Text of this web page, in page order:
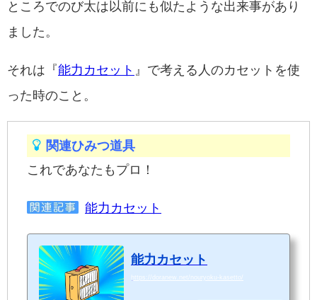
ところでのび太は以前にも似たような出来事があり
ました。
それは『 能力カセット 』で考える人のカセットを使
った時のこと。
関連ひみつ道具
これであなたもプロ！
能力カセット
能力カセット
https://doranew.net/nouryoku-kasetto/